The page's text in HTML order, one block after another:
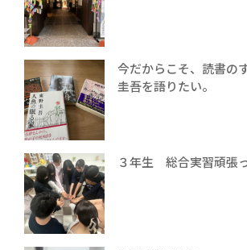
今だからこそ、読書の
圭吾を語りたい。
３年生 総合実習頑張